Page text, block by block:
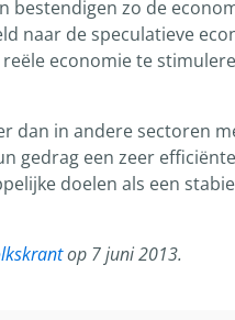
bestendigen zo de
naar de speculatieve
reële economie te
dan in andere sectoren
gedrag een zeer
doelen als een
op 7 juni 2013.